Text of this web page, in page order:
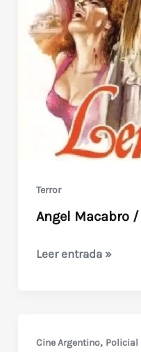
Terror
Angel Macabro /
Angel
Leer entrada »
Cine Argentino, Policial